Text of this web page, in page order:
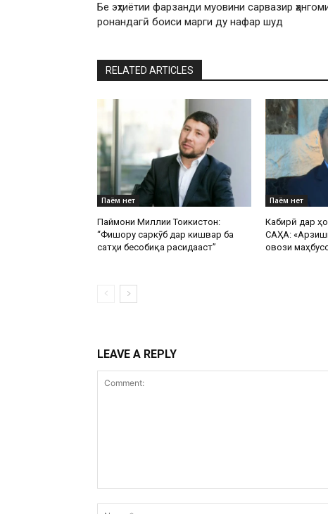
Бе эҳтиётии фарзанди муовини сарвазир
ронандагӣ боиси марги ду нафар шуд
RELATED ARTICLES
Паём нет
Паймони Миллии Тоҷикистон:
“Фишору саркӯб дар кишвар ба
сатҳи бесобиқа расидааст”
Паём нет
Кабирӣ дар
САҲА:
овози
LEAVE A REPLY